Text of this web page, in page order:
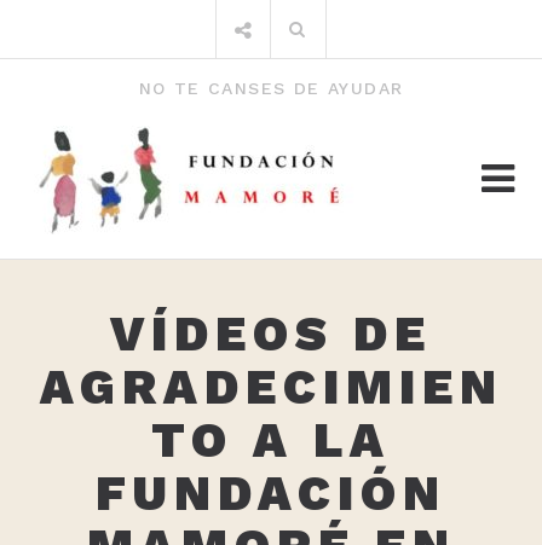
por:
NO TE CANSES DE AYUDAR
VÍDEOS DE
AGRADECIMIEN
TO A LA
FUNDACIÓN